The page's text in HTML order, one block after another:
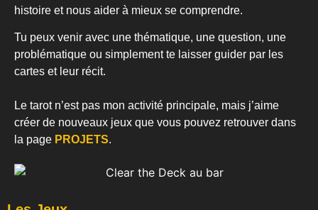
histoire et nous aider à mieux se comprendre.
Tu peux venir avec une thématique, une question, une
problématique ou simplement te laisser guider par les
cartes et leur récit.
Le tarot n’est pas mon activité principale, mais j’aime
créer de nouveaux jeux que vous pouvez retrouver dans
la page PROJETS.